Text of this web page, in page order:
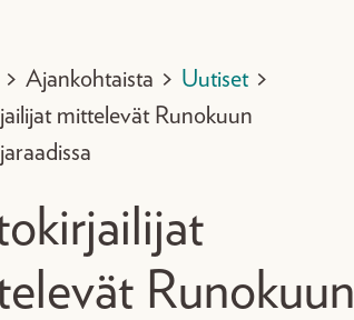
> Ajankohtaista > Uutiset >
mittelevät Runokuun
Runokuun